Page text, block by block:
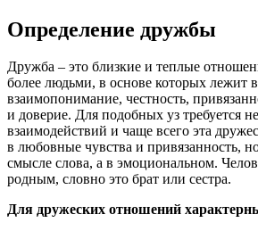
Определение дружбы
Дружба – это близкие и теплые
более людьми, в основе которых лежит
взаимопонимание, честность,
и доверие. Для подобных уз требуется
взаимодействий и чаще всего эта
в любовные чувства и привязанность,
смысле слова, а в эмоциональном.
родным, словно это брат или сестра.
Для дружеских отношений